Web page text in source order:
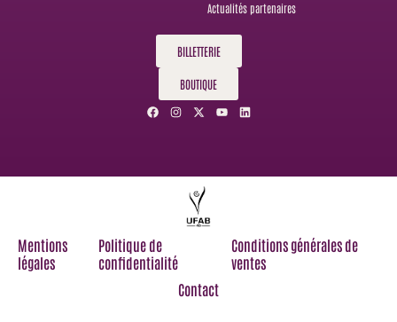
Actualités partenaires
BILLETTERIE
BOUTIQUE
F
a
o
I
n
r
X
-
t
e
r
Y
o
e
L
i
i
Mentions
légales
Politique de
confidentialité
Conditions générales de
ventes
Contact